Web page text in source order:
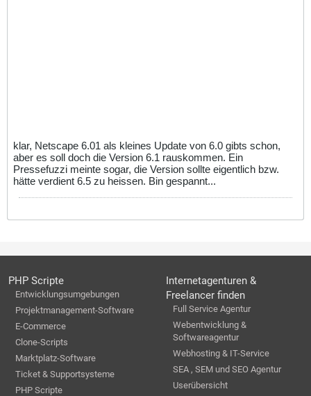
klar, Netscape 6.01 als kleines Update von 6.0 gibts schon,
aber es soll doch die Version 6.1 rauskommen. Ein
Pressefuzzi meinte sogar, die Version sollte eigentlich bzw.
hätte verdient 6.5 zu heissen. Bin gespannt...
PHP Scripte
Entwicklungsumgebungen
Projektmanagement-Software
E-Commerce
Clone-Scripts
Marktplatz-Software
Ticket & Supportsysteme
PHP Scripte
Internetagenturen &
Freelancer finden
Full Service Agentur
Webentwicklung &
Softwareagentur
Webhosting & IT-Service
SEA , SEM und SEO Agentur
Userübersicht